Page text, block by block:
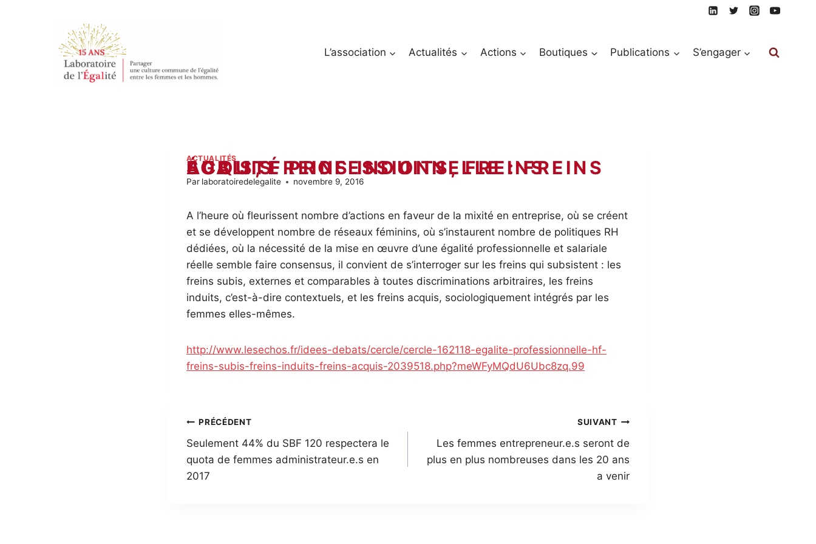
L’association
Actualités Actions Boutiques Publications S’engager
ACTUALITÉS
ÉGALITÉ PROFESSIONNELLE : FREINS SUBIS, FREINS INDUITS, FREINS ACQUIS
Par laboratoiredelegalite novembre 9, 2016
A l’heure où fleurissent nombre d’actions en faveur de la mixité en entreprise, où se créent
et se développent nombre de réseaux féminins, où s’instaurent nombre de politiques RH
dédiées, où la nécessité de la mise en œuvre d’une égalité professionnelle et salariale
réelle semble faire consensus, il convient de s’interroger sur les freins qui subsistent : les
freins subis, externes et comparables à toutes discriminations arbitraires, les freins
induits, c’est-à-dire contextuels, et les freins acquis, sociologiquement intégrés par les
femmes elles-mêmes.
http://www.lesechos.fr/idees-debats/cercle/cercle-162118-egalite-professionnelle-hf-
freins-subis-freins-induits-freins-acquis-2039518.php?meWFyMQdU6Ubc8zq.99
Navigation
de
l’article
PRÉCÉDENT
Seulement 44% du SBF 120 respectera le
quota de femmes administrateur.e.s en
2017
SUIVANT
Les femmes entrepreneur.e.s seront de
plus en plus nombreuses dans les 20 ans
a venir